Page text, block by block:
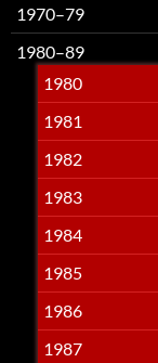
1970–79
1980–89
1980
1981
1982
1983
1984
1985
1986
1987